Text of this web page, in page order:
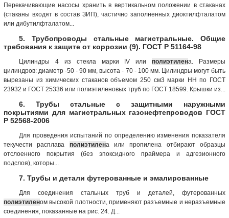
Перекачивающие насосы хранить в вертикальном положении в стаканах
(стаканы входят в состав ЗИП), частично заполненных диоктилфталатом
или дибутилфталатом...
5. Трубопроводы стальные магистральные. Общие
требования к защите от коррозии (9). ГОСТ Р 51164-98
Цилиндры 4 из стекла марки IV илиполиэтилена. Размеры
цилиндров: диаметр -50 - 90 мм, высота - 70 - 100 мм. Цилиндры могут быть
вырезаны из химических стаканов объемом 250 см3 марки НН по ГОСТ
23932 и ГОСТ 25336 или полиэтиленовых труб по ГОСТ 18599. Крышки из...
6. Трубы стальные с защитными наружными
покрытиями для магистральных газонефтепроводов ГОСТ
Р 52568-2006
Для проведения испытаний по определению изменения показателя
текучести расплава полиэтилена или пропилена отбирают образцы
отслоенного покрытия (без эпоксидного праймера и адгезионного
подслоя), которы...
7. Трубы и детали футерованные и эмалированные
Для соединения стальных труб и деталей, футерованных
полиэтиленом высокой плотности, применяют разъемные и неразъемные
соединения, показанные на рис. 24. Д...